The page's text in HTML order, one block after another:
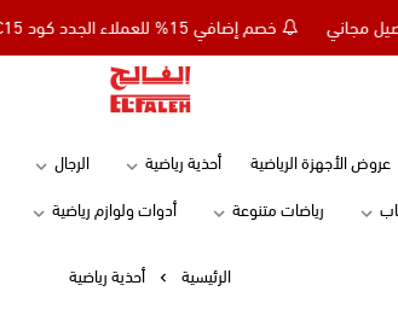
خصم إضافي 15% للعملاء الجدد كود NC15 - تسوق بقيمة 299 ريال وأحصل على توصيل مجاني
عروض الأجهزة الرياضية أحذية رياضية الرجال
رياضات متنوعة أدوات ولوازم رياضية
الرئيسية أحذية رياضية